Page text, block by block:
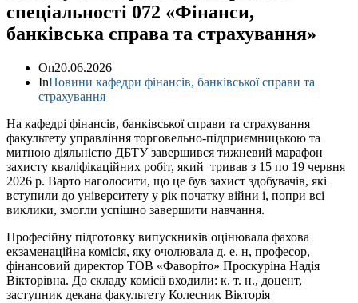
спеціальності 072 «Фінанси,
банківська справа та страхування»
On20.06.2026
InНовини кафедри фінансів, банківської справи та
страхування
На кафедрі фінансів, банківської справи та страхування
факультету управління торговельно-підприємницькою та
митною діяльністю ДБТУ завершився тижневий марафон
захисту кваліфікаційних робіт, який тривав з 15 по 19 червня
2026 р. Варто наголосити, що це був захист здобувачів, які
вступили до університету у рік початку війни і, попри всі
виклики, змогли успішно завершити навчання.
Професійну підготовку випускників оцінювала фахова
екзаменаційна комісія, яку очолювала д. е. н, професор,
фінансовий директор ТОВ «Фаворіто» Проскуріна Надія
Вікторівна. До складу комісії входили: к. т. н., доцент,
заступник декана факультету Колесник Вікторія